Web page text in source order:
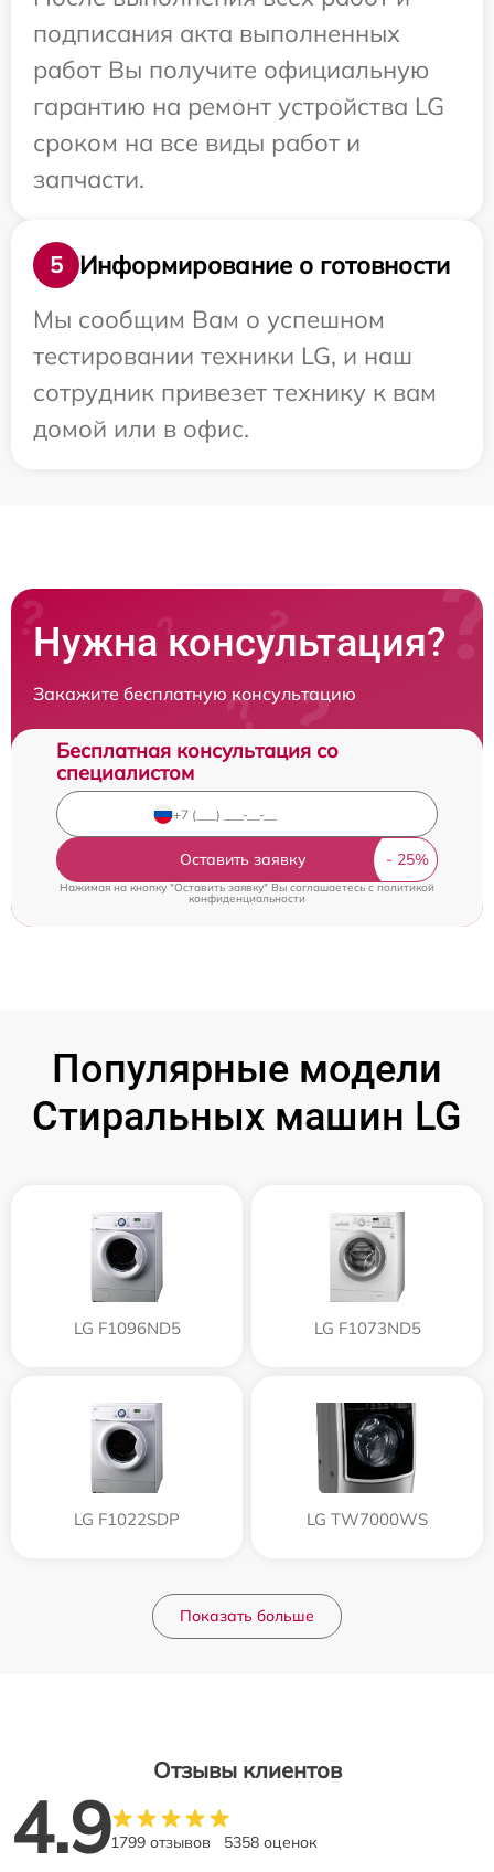
подписания акта выполненных
работ Вы получите официальную
гарантию на ремонт устройства LG
сроком на все виды работ и
запчасти.
5
Информирование о готовности
Мы сообщим Вам о успешном
тестировании техники LG, и наш
сотрудник привезет технику к вам
домой или в офис.
Нужна консультация?
Закажите бесплатную консультацию
Бесплатная консультация со
специалистом
Оставить заявку
Нажимая на кнопку "Оставить заявку" Вы соглашаетесь cполитикой
конфиденциальности
Популярные модели
Стиральных машин LG
LG F1096ND5 LG F1073ND5
LG F1022SDP LG TW7000WS
Показать больше
Отзывы клиентов
4.91799 отзывов 5358 оценок